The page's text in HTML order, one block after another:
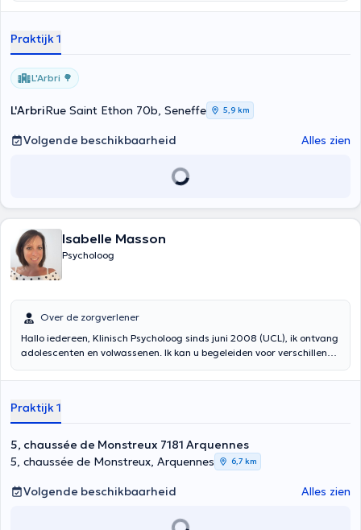
Praktijk 1
L'Arbri 🌳
L'ArbriRue Saint Ethon 70b, Seneffe 5,9 km
Volgende beschikbaarheid Alles zien
Isabelle Masson
Psycholoog
Over de zorgverlener
Hallo iedereen, Klinisch Psycholoog sinds juni 2008 (UCL), ik ontvang
adolescenten en volwassenen. Ik kan u begeleiden voor verschillende
leven, door uzelf beter te leren kennen, om te begrijpen hoe
in mijn kantoor in Arquennes elke maandag, dinsdag en donderdag,
in persoon of via videoconsultatie. 0479/85.35.38
Praktijk 1
5, chaussée de Monstreux 7181 Arquennes
5, chaussée de Monstreux, Arquennes
6,7 km
Volgende beschikbaarheid Alles zien